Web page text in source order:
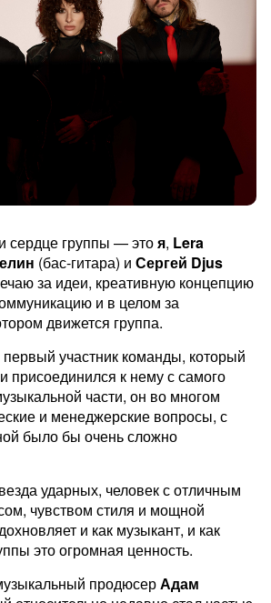
сердце группы — этоя, Lera
(бас-гитара) и Сергей Djus
за идеи, креативную концепцию
и в целом за
движется группа.
участник команды, который
присоединился к нему с самого
части, он во многом
и менеджерские вопросы, с
было бы очень сложно
ударных, человек с отличным
чувством стиля и мощной
и как музыкант, и как
это огромная ценность.
продюсерАдам